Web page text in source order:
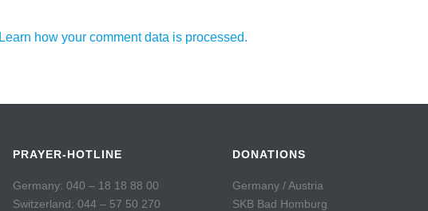
Learn how your comment data is processed.
PRAYER-HOTLINE
Germany: 040 – 18 18 88 00
Switzerland: 044 – 57 50 270
DONATIONS
Germany / Austria
SKB Bad Homburg